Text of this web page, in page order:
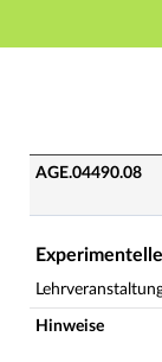
AGE.04490.08
Hinweise